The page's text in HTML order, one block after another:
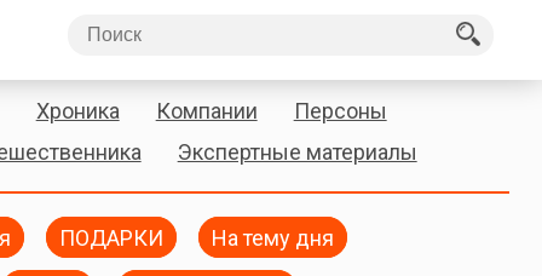
Хроника Компании
Персоны
Экспертные материалы
ПОДАРКИ На тему дня